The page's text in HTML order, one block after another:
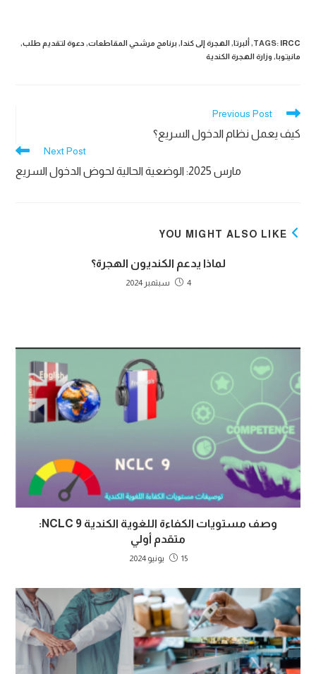
TAGS: IRCC
, ألبرتا, الهجرة إلى كندا, برنامج مرشحي المقاطعات, دعوة لتقديم طلب,
مانيتوبا, وزارة الهجرة الكندية
Read
articles
Previous Post
كيف يعمل نظام الدخول السريع؟
Next Post
مارس 2025: الوضعية الحالية لحوض الدخول السريع
YOU MIGHT ALSO LIKE
لماذا يدعم الكنديون الهجرة؟
4 سبتمبر 2024
وصف مستويات الكفاءة اللغوية الكندية NCLC 9:
متقدم أولي
15 يونيو 2024